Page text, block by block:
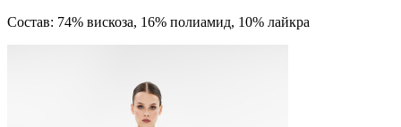
Состав: 74% вискоза, 16% полиамид, 10% лайкра